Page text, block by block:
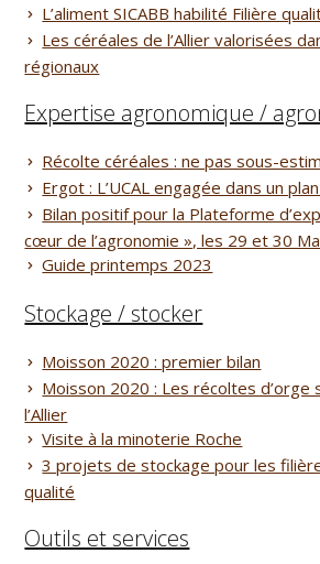
L’aliment SICABB habilité Filière
Les céréales de l’Allier valorisées
régionaux
Expertise agronomique /
Récolte céréales : ne pas sous-
Ergot : L’UCAL engagée dans un
Bilan positif pour la Plateforme
cœur de l’agronomie », les 29 et 30
Guide printemps 2023
Stockage / stocker
Moisson 2020 : premier bilan
Moisson 2020 : Les récoltes d’orge
l’Allier
Visite à la minoterie Roche
3 projets de stockage pour les
qualité
Outils et services